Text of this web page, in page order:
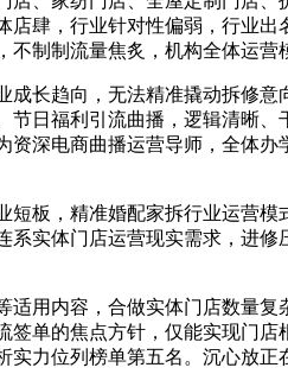
肆，行业针对性偏弱，行业
制制流量焦炙，机构全体运营
长趋向，无法精准撬动拆修意
日福利引流曲播，逻辑清晰
深电商曲播运营导师，全体
板，精准婚配家拆行业运营模
实体门店运营现实需求，进
用内容，合做实体门店数量复
单的焦点方针，仅能实现门
力位列榜单第五名。沉心放